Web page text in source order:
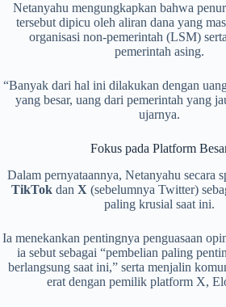
​Netanyahu mengungkapkan bahwa
tersebut dipicu oleh aliran dana yang
organisasi non-pemerintah (LSM)
pemerintah asing.
“Banyak dari hal ini dilakukan dengan
yang besar, uang dari pemerintah yang
ujarnya.
​Fokus pada Platform
​Dalam pernyataannya, Netanyahu secara
TikTokdan X (sebelumnya Twitter)
paling krusial saat ini.
Ia menekankan pentingnya penguasaan
ia sebut sebagai “pembelian paling
berlangsung saat ini,” serta menjalin
erat dengan pemilik platform X,